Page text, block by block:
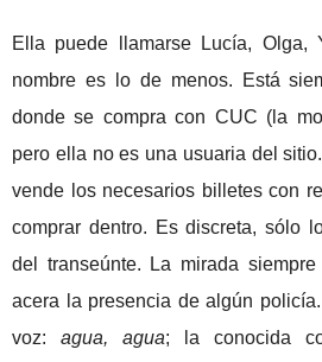
Ella puede llamarse Lucía, Olga,
nombre es lo de menos. Está
donde se compra con CUC (la
pero ella no es una usuaria del
vende los necesarios billetes con
comprar dentro. Es discreta, sólo
del transeúnte. La mirada
acera la presencia de algún
voz: agua, agua;
la conocida